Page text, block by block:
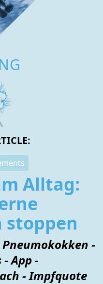
Alltag:
stoppen
-
App -
- Impfquote